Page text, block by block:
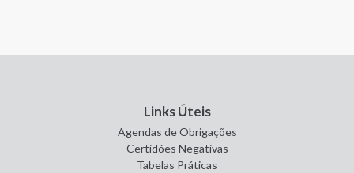
Links Úteis
Agendas de Obrigações
Certidões Negativas
Tabelas Práticas